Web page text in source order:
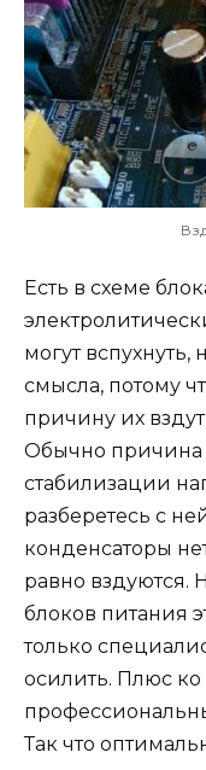
Есть в схеме
могут
смысла, потому
причину их
Обычно причина
стабилизации
разберетесь с
конденсаторы
равно вздуются.
блоков питания
только
осилить. Плюс ко
Так что